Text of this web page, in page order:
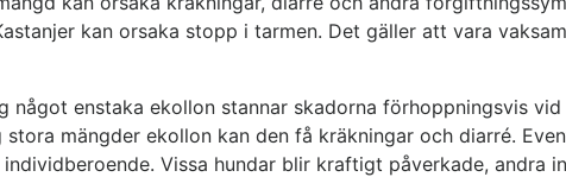
kan orsaka stopp i tarmen. Det gäller att vara
något enstaka ekollon stannar skadorna förhoppningsvis
stora mängder ekollon kan den få kräkningar och diarré.
Vissa hundar blir kraftigt påverkade, andra